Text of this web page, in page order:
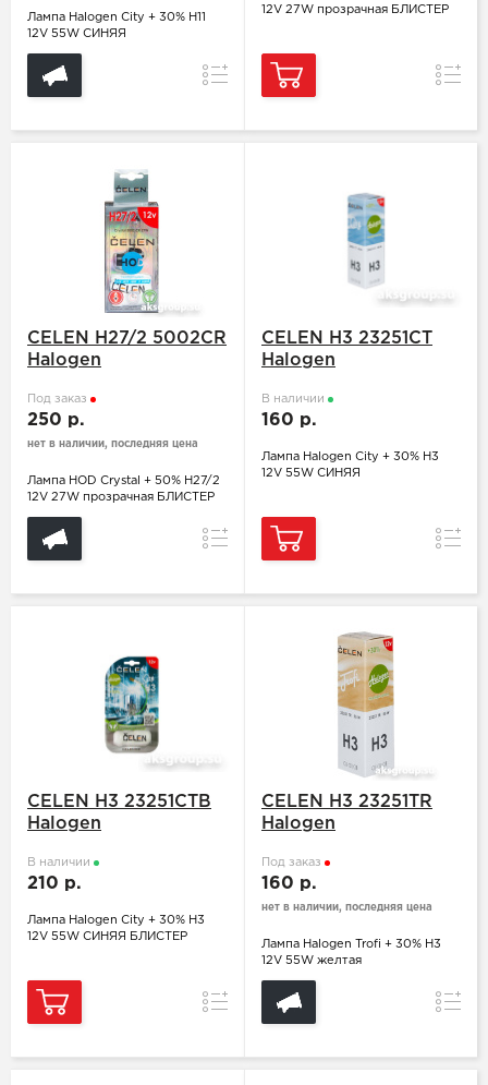
Лампа Halogen City + 30% H11
12V 55W СИНЯЯ
Сравнение
12V 27W прозрачная БЛИСТЕР
CELEN H27/2 5002CR
Halogen
Под заказ
250 р.
нет в наличии, последняя цена
Лампа HOD Crystal + 50% H27/2
12V 27W прозрачная БЛИСТЕР
Сравнение
CELEN H3 23251CT
Halogen
В наличии
160 р.
Лампа Halogen City + 30% H3
12V 55W СИНЯЯ
CELEN H3 23251CTB
Halogen
В наличии
210 р.
Лампа Halogen City + 30% H3
12V 55W СИНЯЯ БЛИСТЕР
Сравнение
CELEN H3 23251TR
Halogen
Под заказ
160 р.
нет в наличии, последняя цена
Лампа Halogen Trofi + 30% H3
12V 55W желтая